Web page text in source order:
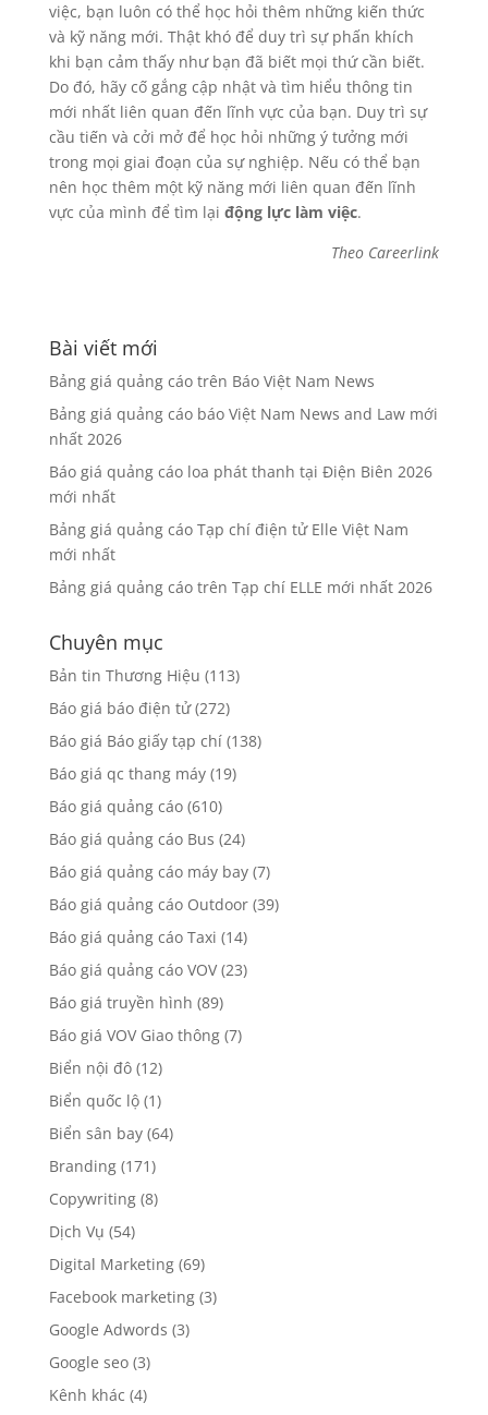
việc, bạn luôn có thể học hỏi thêm những kiến thức
và kỹ năng mới. Thật khó để duy trì sự phấn khích
khi bạn cảm thấy như bạn đã biết mọi thứ cần biết.
Do đó, hãy cố gắng cập nhật và tìm hiểu thông tin
mới nhất liên quan đến lĩnh vực của bạn. Duy trì sự
cầu tiến và cởi mở để học hỏi những ý tưởng mới
trong mọi giai đoạn của sự nghiệp. Nếu có thể bạn
nên học thêm một kỹ năng mới liên quan đến lĩnh
vực của mình để tìm lại động lực làm việc.
Theo Careerlink
Bài viết mới
Bảng giá quảng cáo trên Báo Việt Nam News
Bảng giá quảng cáo báo Việt Nam News and Law mới
nhất 2026
Báo giá quảng cáo loa phát thanh tại Điện Biên 2026
mới nhất
Bảng giá quảng cáo Tạp chí điện tử Elle Việt Nam
mới nhất
Bảng giá quảng cáo trên Tạp chí ELLE mới nhất 2026
Chuyên mục
Bản tin Thương Hiệu (113)
Báo giá báo điện tử(272)
Báo giá Báo giấy tạp chí(138)
Báo giá qc thang máy(19)
Báo giá quảng cáo(610)
Báo giá quảng cáo Bus (24)
Báo giá quảng cáo máy bay(7)
Báo giá quảng cáo Outdoor(39)
Báo giá quảng cáo Taxi (14)
Báo giá quảng cáo VOV(23)
Báo giá truyền hình (89)
Báo giá VOV Giao thông(7)
Biển nội đô(12)
Biển quốc lộ(1)
Biển sân bay(64)
Branding(171)
Copywriting(8)
Dịch Vụ (54)
Digital Marketing(69)
Facebook marketing(3)
Google Adwords (3)
Google seo(3)
Kênh khác (4)